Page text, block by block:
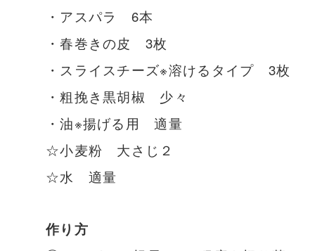
・アスパラ 6本
・春巻きの皮 3枚
・スライスチーズ※溶けるタイプ 3枚
・粗挽き黒胡椒 少々
・油※揚げる用 適量
☆小麦粉 大さじ２
☆水 適量
作り方